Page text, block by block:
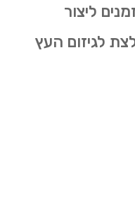
ליצור
לגיזום העץ